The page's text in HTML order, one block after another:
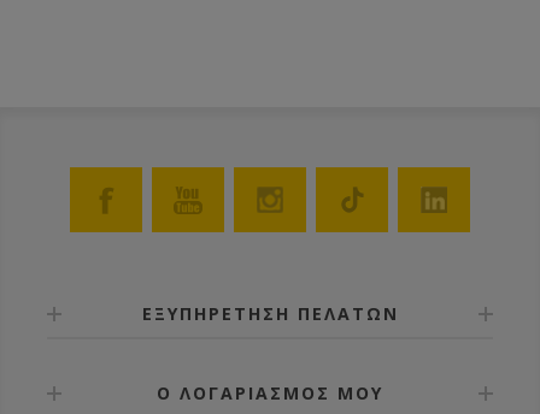
ΕΞΥΠΗΡΕΤΗΣΗ ΠΕΛΑΤΩΝ
Ο ΛΟΓΑΡΙΑΣΜΟΣ ΜΟΥ